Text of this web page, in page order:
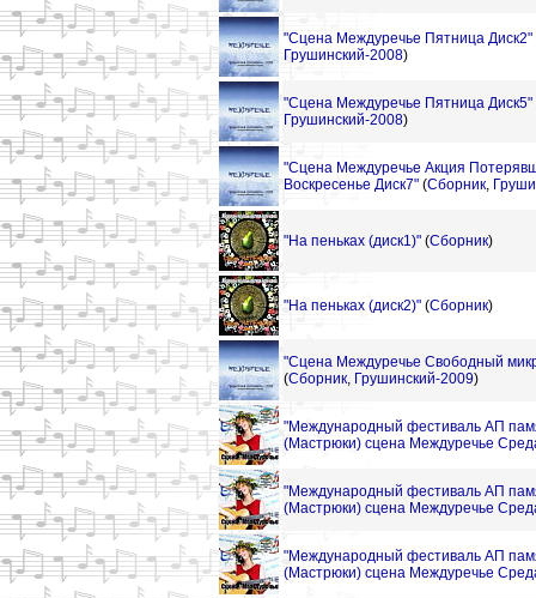
"Сцена Междуречье Пятница Диск2"
Грушинский-2008)
"Сцена Междуречье Пятница Диск5"
Грушинский-2008)
"Сцена Междуречье Акция
Воскресенье Диск7" (Сборник,
"На пеньках (диск1)" (Сборник)
"На пеньках (диск2)" (Сборник)
"Сцена Междуречье Свободный
(Сборник, Грушинский-2009)
"Международный фестиваль АП
(Мастрюки) сцена Междуречье
"Международный фестиваль АП
(Мастрюки) сцена Междуречье
"Международный фестиваль АП
(Мастрюки) сцена Междуречье